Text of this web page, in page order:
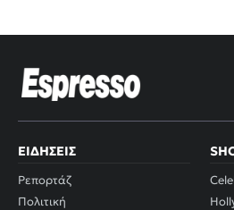
ΕΙΔΉΣΕΙΣ
Ρεπορτάζ
Πολιτική